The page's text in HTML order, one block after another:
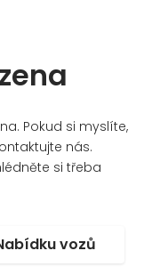
Pokud si myslíte,
nás.
si třeba
vozů